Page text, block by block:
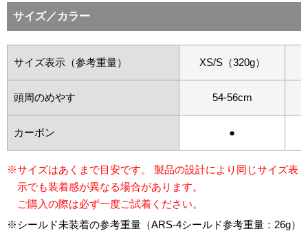
サイズ／カラー
サイズ表示（参考重量） XS/S（320g）
頭周のめやす 54-56cm
カーボン ●
※サイズはあくまで目安です。 製品の設計により同じサイズ表
示でも装着感が異なる場合があります。
ご購入の際は必ず一度ご試着ください。
※シールド未装着の参考重量（ARS-4シールド参考重量：26g）